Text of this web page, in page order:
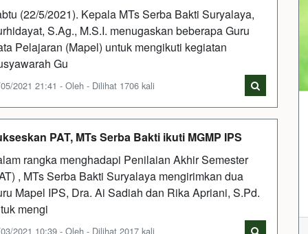
(22/5/2021). Kepala MTs Serba Bakti Suryalaya,
S.Ag., M.S.I. menugaskan beberapa Guru
Pelajaran (Mapel) untuk mengikuti kegiatan
Gu
2021 21:41 - Oleh - Dilihat 1706 kali
PAT, MTs Serba Bakti ikuti MGMP IPS
rangka menghadapi Penilaian Akhir Semester
, MTs Serba Bakti Suryalaya mengirimkan dua
Mapel IPS, Dra. Ai Sadiah dan Rika Apriani, S.Pd.
mengi
2021 10:39 - Oleh - Dilihat 2017 kali